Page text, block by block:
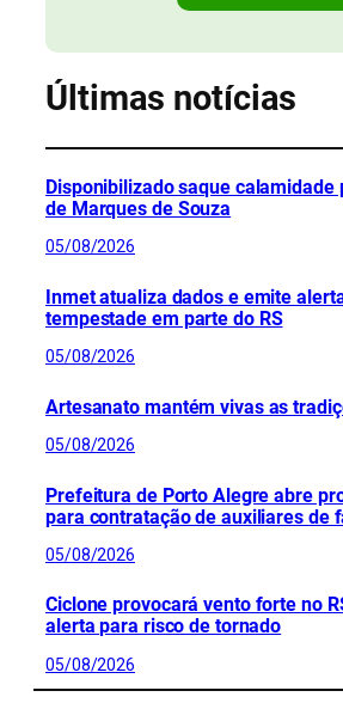
Últimas notícias
Disponibilizado saque calamidade
de Marques de Souza
05/08/2026
Inmet atualiza dados e emite
tempestade em parte do RS
05/08/2026
Artesanato mantém vivas as
05/08/2026
Prefeitura de Porto Alegre abre
para contratação de auxiliares de
05/08/2026
Ciclone provocará vento forte no
alerta para risco de tornado
05/08/2026